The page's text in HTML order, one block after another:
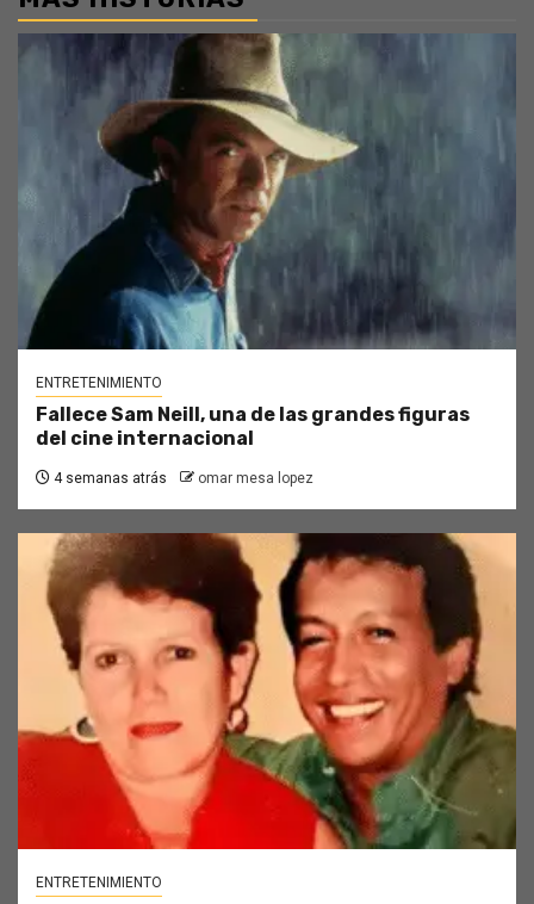
ENTRETENIMIENTO
Fallece Sam Neill, una de las grandes figuras
del cine internacional
4 semanas atrás omar mesa lopez
ENTRETENIMIENTO